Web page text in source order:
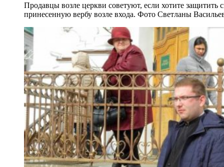
Продавцы возле церкви советуют, если хотите защитить
принесенную вербу возле входа. Фото Светланы